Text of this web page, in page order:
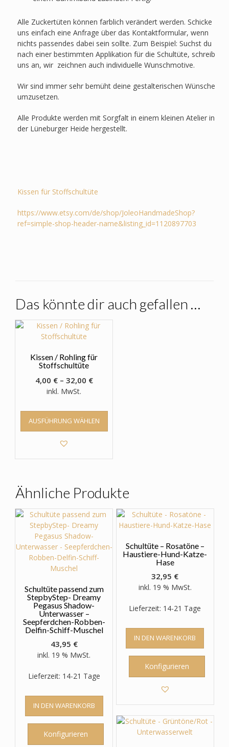
Alle Zuckertüten können farblich verändert werden. Schicke
uns einfach eine Anfrage über das Kontaktformular, wenn
nichts passendes dabei sein sollte. Zum Beispiel: Suchst du
nach einer bestimmten Applikation für die Schultüte, schreib
uns an, wir zeichnen auch individuelle Wunschmotive.
Wir sind immer sehr bemüht deine gestalterischen Wünsche
umzusetzen.
Alle Produkte werden mit Sorgfalt in einem kleinen Atelier in
der Lüneburger Heide hergestellt.
Kissen für Stoffschultüte
https://www.etsy.com/de/shop/JoleoHandmadeShop?
ref=simple-shop-header-name&listing_id=1120897703
Das könnte dir auch gefallen …
Kissen / Rohling für
Stoffschultüte
4,00 €– 32,00 €
inkl. MwSt.
AUSFÜHRUNG WÄHLEN
Dieses
weist
Optionen
können
auf
der
Produktseite
werden
Ähnliche Produkte
Schultüte passend zum
StepbyStep- Dreamy
Pegasus Shadow-
Unterwasser –
Seepferdchen-Robben-
Delfin-Schiff-Muschel
43,95 €
inkl. 19 % MwSt.
Lieferzeit: 14-21 Tage
IN DEN WARENKORB
Konfigurieren
Schultüte – Rosatöne –
Haustiere-Hund-Katze-
Hase
32,95 €
inkl. 19 % MwSt.
Lieferzeit: 14-21 Tage
IN DEN WARENKORB
Konfigurieren